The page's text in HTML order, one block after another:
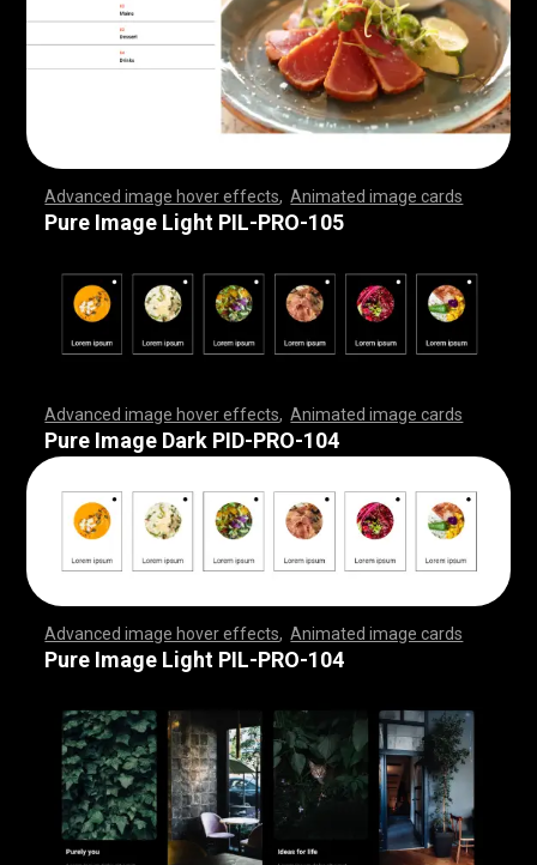
Advanced image hover effects ,Animated image cards
,,,,,,,,,,,,,,,,,,,,,,,,,,,,,,,,, ,,,,,,,,,,,,,,,,,,,,,,,,,
,,,,,,,,,,,,,,,,,,,,,,,,,,,,,,,,, ,,,,,,,,,,,,,,,,,,,,,,,,,
,,,,,,,,,,,,,,,,,,,,,,,,,,,,,,,,, ,,,,,,,,,,,,,,,,,,,,,,,
Pure Image Light PIL-PRO-105
Advanced image hover effects ,Animated image cards
,,,,,,,,,,,,,,,,,,,,,,,,,,,,,,,,, ,,,,,,,,,,,,,,,,,,,,,,,,,
,,,,,,,,,,,,,,,,,,,,,,,,,,,,,,,,, ,,,,,,,,,,,,,,,,,,,,,,,,,
,,,,,,,,,,,,,,,,,,,,,,,,,,,,,,,,, ,,,,,,,,,,,,,,,,,,,,,,,
Pure Image Dark PID-PRO-104
Advanced image hover effects ,Animated image cards
,,,,,,,,,,,,,,,,,,,,,,,,,,,,,,,,, ,,,,,,,,,,,,,,,,,,,,,,,,,
,,,,,,,,,,,,,,,,,,,,,,,,,,,,,,,,, ,,,,,,,,,,,,,,,,,,,,,,,,,
,,,,,,,,,,,,,,,,,,,,,,,,,,,,,,,,, ,,,,,,,,,,,,,,,,,,,,,,,
Pure Image Light PIL-PRO-104